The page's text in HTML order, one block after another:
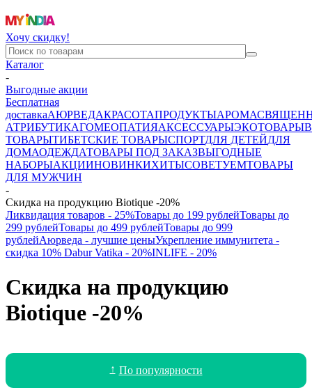
Хочу скидку!
Каталог
-
Выгодные акции
Бесплатная
доставкаАЮРВЕДАКРАСОТАПРОДУКТЫАРОМА
АТРИБУТИКАГОМЕОПАТИЯАКСЕССУАРЫЭКОТОВАРЫ
ТОВАРЫТИБЕТСКИЕ ТОВАРЫСПОРТДЛЯ ДЕТЕЙДЛЯ
ДОМАОДЕЖДАТОВАРЫ ПОД ЗАКАЗВЫГОДНЫЕ
НАБОРЫАКЦИИНОВИНКИХИТЫСОВЕТУЕМТОВАРЫ
ДЛЯ МУЖЧИН
-
Скидка на продукцию Biotique -20%
Ликвидация товаров - 25%Товары до 199 рублейТовары до
299 рублейТовары до 499 рублейТовары до 999
рублейАюрведа - лучшие ценыУкрепление иммунитета -
скидка 10% Dabur Vatika - 20%INLIFE - 20%
Скидка на продукцию
Biotique -20%
По популярности